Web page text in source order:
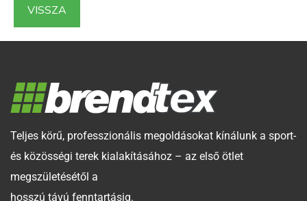
VISSZA
Teljes körű, professzionális megoldásokat kínálunk a sport-
és közösségi terek kialakításához – az első ötlet
megszületésétől a
hosszú távú fenntartásig.